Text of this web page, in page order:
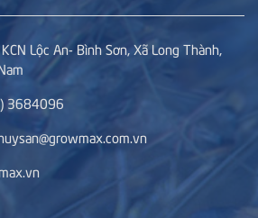
Lộc An- Bình Sơn, Xã Long Thành,
3684096